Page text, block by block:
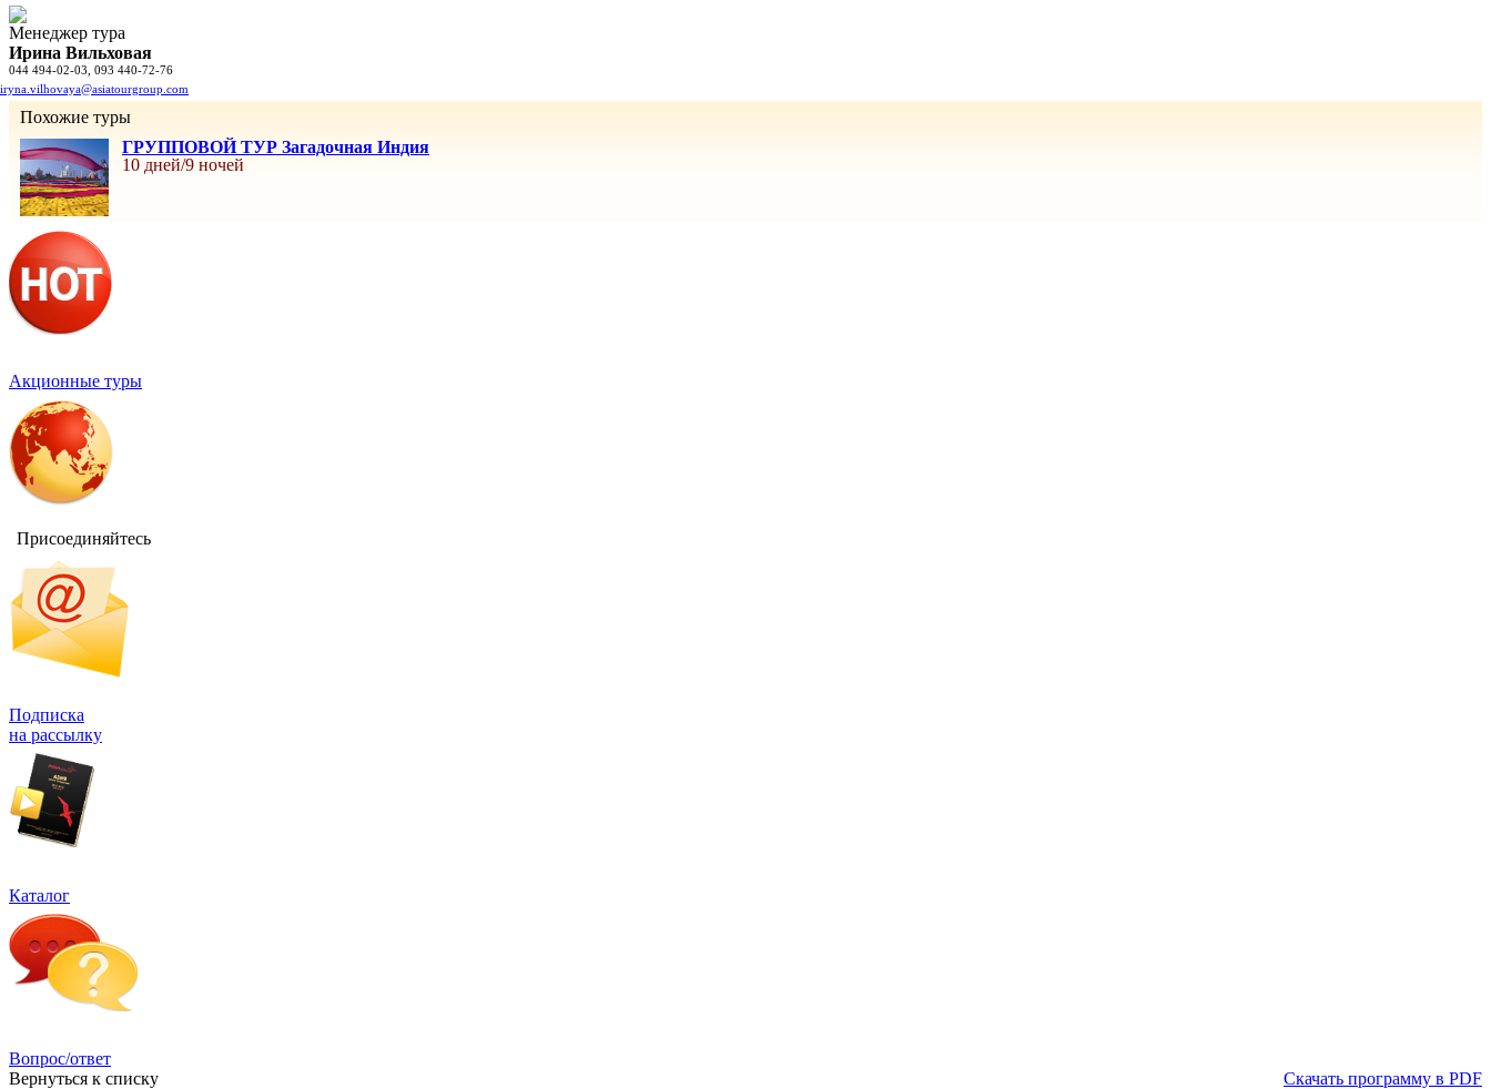
Менеджер тура
Ирина Вильховая
044 494-02-03, 093 440-72-76
iryna.vilhovaya@asiatourgroup.com
Похожие туры
ГРУППОВОЙ ТУР Загадочная Индия
10 дней/9 ночей
Акционные туры
Присоединяйтесь
Подписка
на рассылку
Каталог
Вопрос/ответ
Вернуться к списку
Скачать программу в PDF